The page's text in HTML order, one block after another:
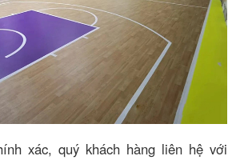
xác, quý khách hàng liên hệ với